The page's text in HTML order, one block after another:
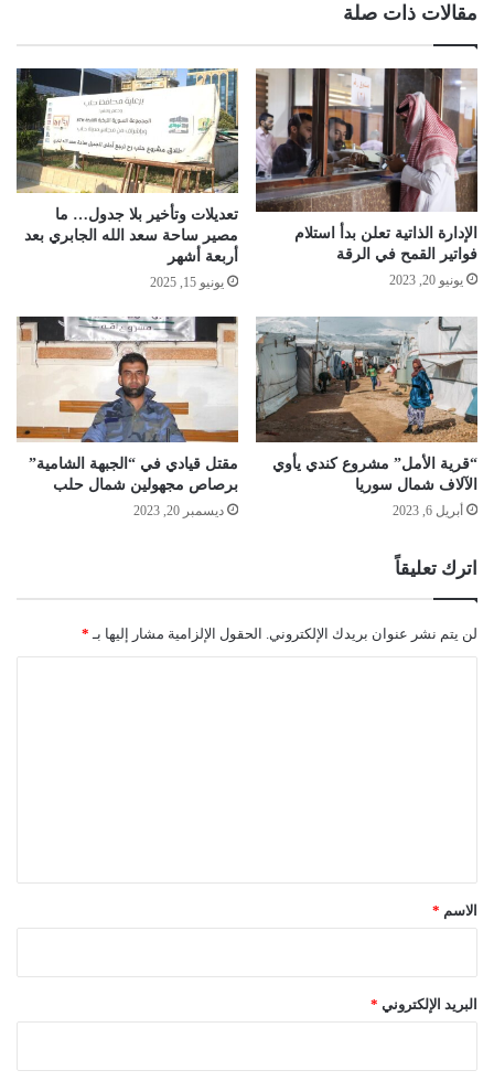
مقالات ذات صلة
الإدارة الذاتية تعلن بدأ استلام
فواتير القمح في الرقة
يونيو 20, 2023
تعديلات وتأخير بلا جدول… ما
مصير ساحة سعد الله الجابري بعد
أربعة أشهر
يونيو 15, 2025
“قرية الأمل” مشروع كندي يأوي
الآلاف شمال سوريا
أبريل 6, 2023
مقتل قيادي في “الجبهة الشامية”
برصاص مجهولين شمال حلب
ديسمبر 20, 2023
اترك تعليقاً
لن يتم نشر عنوان بريدك الإلكتروني. الحقول الإلزامية مشار إليها بـ *
*
الاسم *
البريد الإلكتروني *